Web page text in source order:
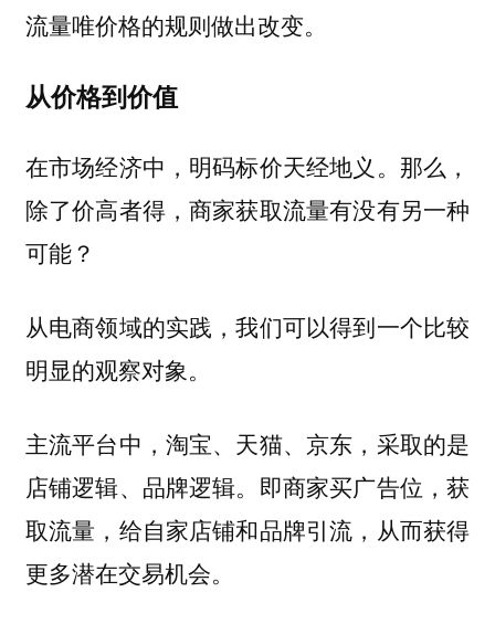
流量唯价格的规则做出改变。
从价格到价值
在市场经济中，明码标价天经地义。那么，
除了价高者得，商家获取流量有没有另一种
可能？
从电商领域的实践，我们可以得到一个比较
明显的观察对象。
主流平台中，淘宝、天猫、京东，采取的是
店铺逻辑、品牌逻辑。即商家买广告位，获
取流量，给自家店铺和品牌引流，从而获得
更多潜在交易机会。